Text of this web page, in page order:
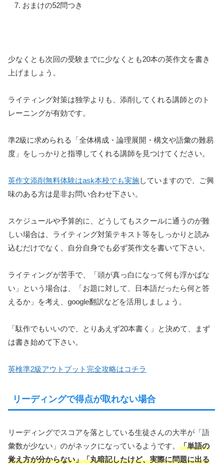
おまけの52問つき
少なくとも次回の受験までに少なくとも20本の英作文を書き
上げましょう。
ライティング対策は独学よりも、添削してくれる講師とのト
レーニングが有効です。
準2級に求められる「全体構成・論理展開・構文や語彙の難易
度」をしっかりと指導してくれる講師を見つけてください。
英作文添削無料体験はask本校でも実施していますので、ご興
味のある方は是非お問い合わせ下さい。
スケジュールや予算的に、どうしてもスクールに通うのが難
しい場合は、ライティング対策テキスト等をしっかりと読み
込むだけでなく、自分自身でも必ず英作文を書いて下さい。
ライティングが苦手で、「頭が真っ白になって何も浮かばな
い」という場合は、「お題に対して、日本語だったら何と答
えるか」を考え、google翻訳などを活用しましょう。
「駄作でもいいので、とりあえず20本書く」と決めて、まず
は書き始めて下さい。
英検準2級アウトプット完全攻略はコチラ
リーディングで得点が取れない場合
リーディングでスコアを落としている生徒さんの大半が「語
彙数が少ない」のがネックになっているようです。 「単語の
覚え方が分からない」「丸暗記したけど、実際に問題に出る